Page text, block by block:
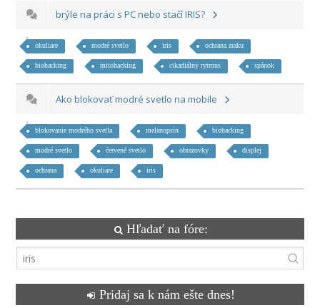
brýle na práci s PC nebo stačí IRIS?
okuliare modré svetlo iris ochrana zraku
biohacking mitohacking cikadiálny rytmus spánok
Ako blokovať modré svetlo na mobile
blokovanie modrého svetla melanopsin biohacking
modré svetlo červené svetlo obrazovky displej
ochrana okuliare iris
Hľadať na fóre:
Pridaj sa k nám ešte dnes!